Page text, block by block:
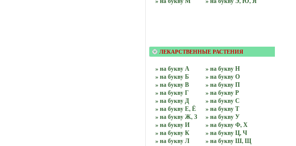
ЛЕКАРСТВЕННЫЕ РАСТЕНИЯ
» на бyквy А
» на бyквy Б
» на бyквy В
» на бyквy Г
» на бyквy Д
» на бyквy Е, Ё
» на бyквy Ж, З
» на бyквy И
» на бyквy К
» на бyквy Л
» на бyквy Н
» на бyквy О
» на бyквy П
» на бyквy Р
» на бyквy С
» на бyквy Т
» на бyквy У
» на бyквy Ф, Х
» на бyквy Ц, Ч
» на бyквy Ш, Щ